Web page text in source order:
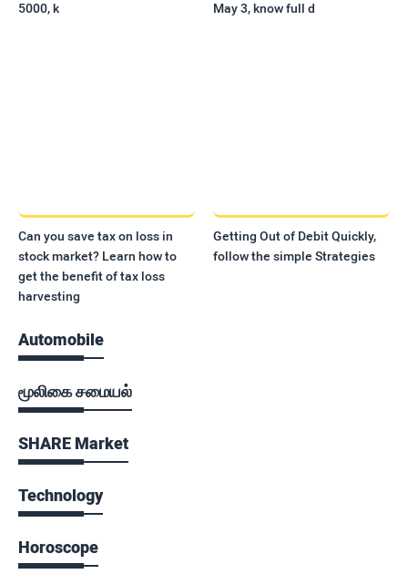
5000, k
May 3, know full d
Can you save tax on loss in
stock market? Learn how to
get the benefit of tax loss
harvesting
Getting Out of Debit Quickly,
follow the simple Strategies
Automobile
மூலிகை சமையல்
SHARE Market
Technology
Horoscope